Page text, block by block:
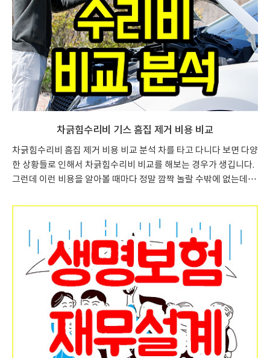
회사용 ezPDF editor 3.0 게다가 ezPDF editor 3.0 편집 프..
차긁힘수리비 기스 흠집 제거 비용 비교
차긁힘수리비 흠집 제거 비용 비교 분석 차를 타고 다니다 보면 다양
한 상황들로 인해서 차긁힘수리비 비교를 해보는 경우가 생깁니다.
그런데 이런 비용을 알아볼 때마다 정말 깜짝 놀랄 수밖에 없는데
비용과 품질 차이가 제각각이기 때문입니다. 싸게 해 준다고 갔는데
나중에 비용이 많이 나올 수도 있고, 비싸도 잘한다고 갔지만 막상
그 결과가 마음에 들지 않는 경우도 있기 때문입니다. 차긁힘수리비
대략적인 가격 차이 차긁힘수리비는 수리센터마다 가격차이가 정
말 다양한데요, 일반적으로 범퍼나 도어 등 외판 분리가 간단한 부
품은 비용 차이가 크지 않습니다. 비싸더라도 1급 공업사 기준 40만
원 이내로 가능한 부분이 많습니다. 이런 차긁힘수리비 비교는 ..